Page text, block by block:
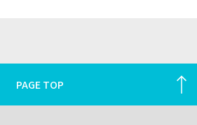
PAGE TOP